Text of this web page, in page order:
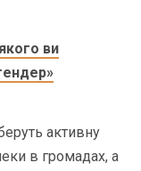
ви
активну
в громадах, а